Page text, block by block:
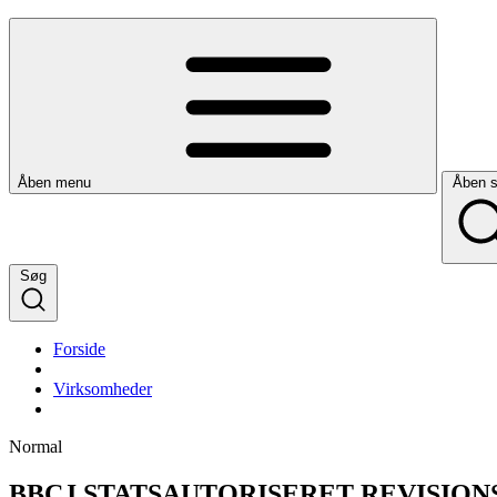
Åben menu Åben
Søg
Forside
Virksomheder
Normal